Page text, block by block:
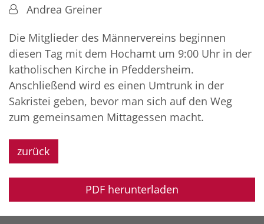
Von:Andrea Greiner
Die Mitglieder des Männervereins beginnen
diesen Tag mit dem Hochamt um 9:00 Uhr in der
katholischen Kirche in Pfeddersheim.
Anschließend wird es einen Umtrunk in der
Sakristei geben, bevor man sich auf den Weg
zum gemeinsamen Mittagessen macht.
zurück
PDF herunterladen